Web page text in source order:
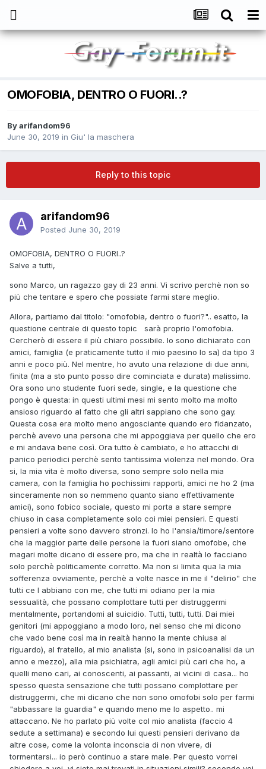
OMOFOBIA, DENTRO O FUORI..?
Byarifandom96
June 30, 2019 in Giu' la maschera
Reply to this topic
arifandom96
Posted June 30, 2019
OMOFOBIA, DENTRO O FUORI..?
Salve a tutti,
sono Marco, un ragazzo gay di 23 anni. Vi scrivo perchè non so
più che tentare e spero che possiate farmi stare meglio.
Allora, partiamo dal titolo: "omofobia, dentro o fuori?".. esatto, la
questione centrale di questo topic sarà proprio l'omofobia.
Cercherò di essere il più chiaro possibile. Io sono dichiarato con
amici, famiglia (e praticamente tutto il mio paesino lo sa) da tipo 3
anni e poco più. Nel mentre, ho avuto una relazione di due anni,
finita (ma a sto punto posso dire cominciata e durata) malissimo.
Ora sono uno studente fuori sede, single, e la questione che
pongo è questa: in questi ultimi mesi mi sento molto ma molto
ansioso riguardo al fatto che gli altri sappiano che sono gay.
Questa cosa era molto meno angosciante quando ero fidanzato,
perchè avevo una persona che mi appoggiava per quello che ero
e mi andava bene così. Ora tutto è cambiato, e ho attacchi di
panico periodici perchè sento tantissima violenza nel mondo. Ora
si, la mia vita è molto diversa, sono sempre solo nella mia
camera, con la famiglia ho pochissimi rapporti, amici ne ho 2 (ma
sinceramente non so nemmeno quanto siano effettivamente
amici), sono fobico sociale, questo mi porta a stare sempre
chiuso in casa completamente solo coi miei pensieri. E questi
pensieri a volte sono davvero stronzi. Io ho l'ansia/timore/sentore
che la maggior parte delle persone la fuori siano omofobe, che
magari molte dicano di essere pro, ma che in realtà lo facciano
solo perchè politicamente corretto. Ma non si limita qua la mia
sofferenza ovviamente, perchè a volte nasce in me il "delirio" che
tutti ce l abbiano con me, che tutti mi odiano per la mia
sessualità, che possano complottare tutti per distruggermi
mentalmente, portandomi al suicidio. Tutti, tutti, tutti. Dai miei
genitori (mi appoggiano a modo loro, nel senso che mi dicono
che vado bene così ma in realtà hanno la mente chiusa al
riguardo), al fratello, al mio analista (si, sono in psicoanalisi da un
anno e mezzo), alla mia psichiatra, agli amici più cari che ho, a
quelli meno cari, ai conoscenti, ai passanti, ai vicini di casa... ho
spesso questa sensazione che tutti possano complottare per
distruggermi, che mi dicano che non sono omofobi solo per farmi
"abbassare la guardia" e quando meno me lo aspetto.. mi
attaccano. Ne ho parlato più volte col mio analista (faccio 4
sedute a settimana) e secondo lui questi pensieri derivano da
altre cose, come la volonta inconscia di non vivere, di
tormentarsi... io però continuo a stare male. Per questo vorrei